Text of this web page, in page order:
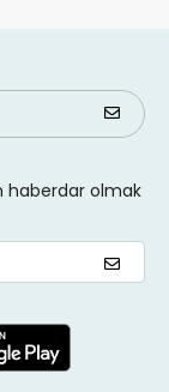
haberdar olmak